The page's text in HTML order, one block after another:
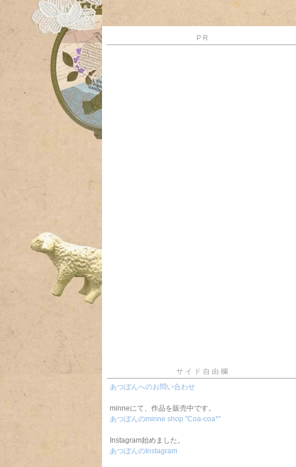
PR
サイド自由欄
あつぼんへのお問い合わせ
minneにて、作品を販売中です。
あつぼんのminne shop "Coa-coa*"
Instagram始めました。
あつぼんのInstagram